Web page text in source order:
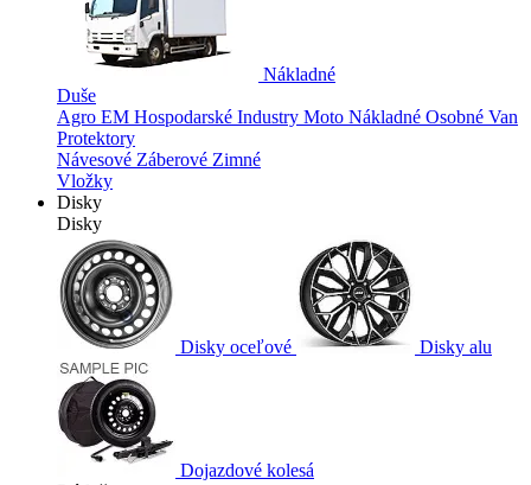
Nákladné
Duše
Agro EM Hospodarské Industry Moto Nákladné Osobné Van
Protektory
Návesové Záberové Zimné
Vložky
Disky
Disky
Disky oceľové Disky alu
Dojazdové kolesá